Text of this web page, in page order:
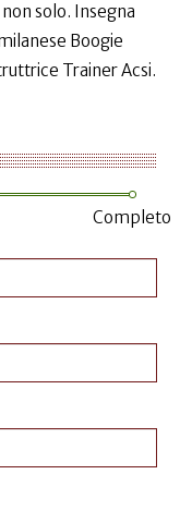
solo. Insegna
Boogie
Trainer Acsi.
Completo